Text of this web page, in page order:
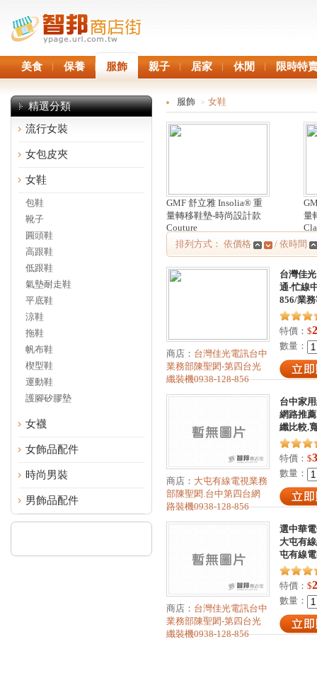
美食 保養 服飾 親子 居家 休閒 限時特
精選分類
流行女裝
女包皮夾
女鞋
包鞋
靴子
圓頭鞋
高跟鞋
低跟鞋
氣墊耐走鞋
平底鞋
涼鞋
拖鞋
帆布鞋
楔型鞋
運動鞋
護腳矽膠墊
女襪
女飾品配件
時尚男裝
男飾品配件
服飾 > 女鞋
GMF 舒立雅 Insolia® 重
量轉移鞋墊-時尚設計款
Couture
量
排列方式： 依價格
/ 依時間
商店： 台灣佳光電訊台中
業務部陳聖閎-第四台光
纖裝機0938-128-856
台灣佳
通-忙線
856/業
特價： $
數量：
商店： 大屯有線電視業務
部陳聖閎.台中第四台網
路裝機0938-128-856
台中家
網路推
纖比較.
特價： $
數量：
商店： 台灣佳光電訊台中
業務部陳聖閎-第四台光
纖裝機0938-128-856
選中華
大屯有
屯有線
特價： $
數量：